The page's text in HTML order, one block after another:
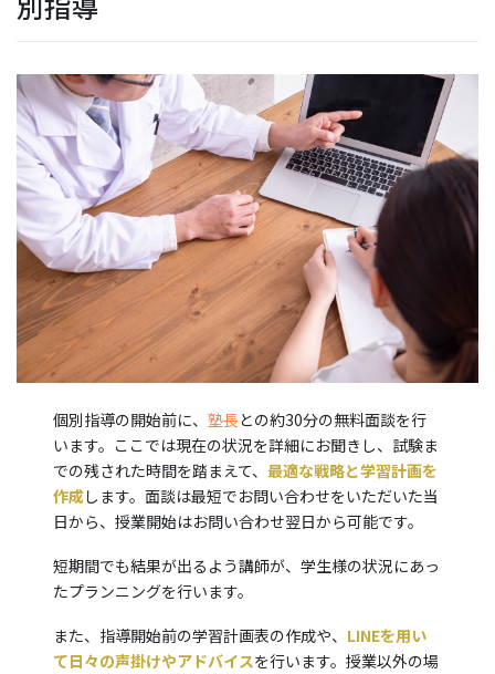
個別指導の開始前に、塾長との約30分の無料面談を行
います。ここでは現在の状況を詳細にお聞きし、試験ま
での残された時間を踏まえて、最適な戦略と学習計画を
作成します。面談は最短でお問い合わせをいただいた当
日から、授業開始はお問い合わせ翌日から可能です。
短期間でも結果が出るよう講師が、学生様の状況にあっ
たプランニングを行います。
また、指導開始前の学習計画表の作成や、 LINEを用い
て日々の声掛けやアドバイスを行います。授業以外の場